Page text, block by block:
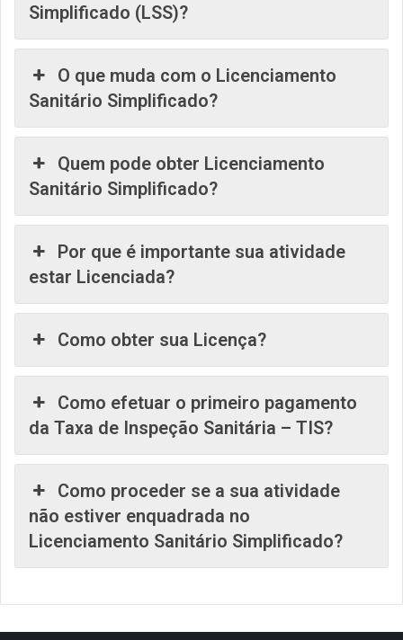
Simplificado (LSS)?
O que muda com o Licenciamento
Sanitário Simplificado?
Quem pode obter Licenciamento
Sanitário Simplificado?
Por que é importante sua atividade
estar Licenciada?
Como obter sua Licença?
Como efetuar o primeiro pagamento
da Taxa de Inspeção Sanitária – TIS?
Como proceder se a sua atividade
não estiver enquadrada no
Licenciamento Sanitário Simplificado?